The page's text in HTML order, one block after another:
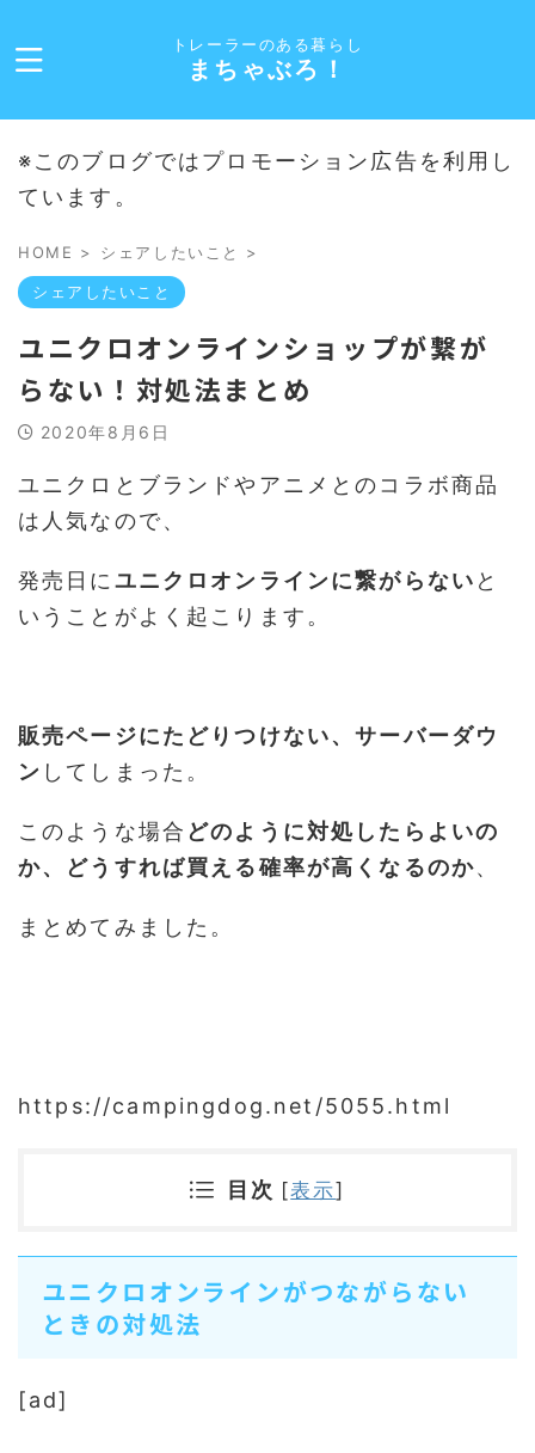
トレーラーのある暮らし
まちゃぶろ！
※このブログではプロモーション広告を利用し
ています。
HOME > シェアしたいこと >
シェアしたいこと
ユニクロオンラインショップが繋が
らない！対処法まとめ
2020年8月6日
ユニクロとブランドやアニメとのコラボ商品
は人気なので、
発売日に ユニクロオンラインに繋がらない と
いうことがよく起こります。
販売ページにたどりつけない、サーバーダウ
ン してしまった。
このような場合 どのように対処したらよいの
か、どうすれば買える確率が高くなるのか、
まとめてみました。
https://campingdog.net/5055.html
目次 [表示]
ユニクロオンラインがつながらない
ときの対処法
[ad]